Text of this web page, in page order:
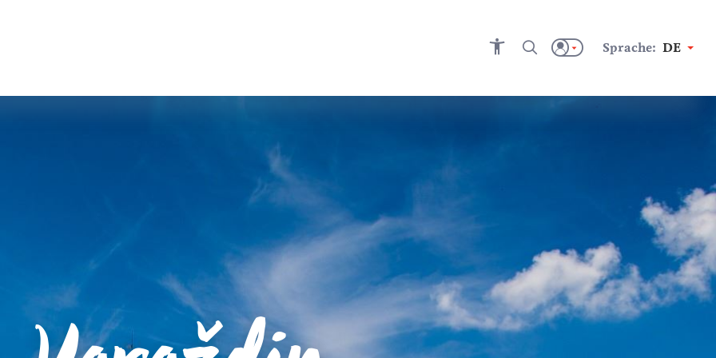
Sprache: DE